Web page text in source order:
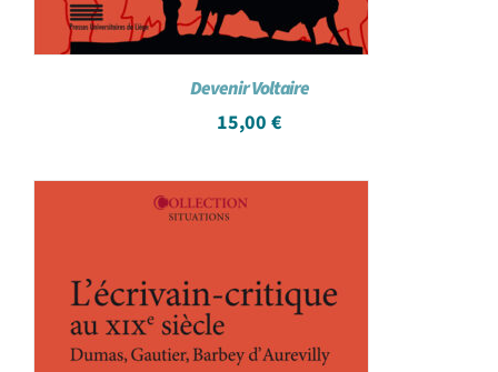
Devenir Voltaire
15,00 €